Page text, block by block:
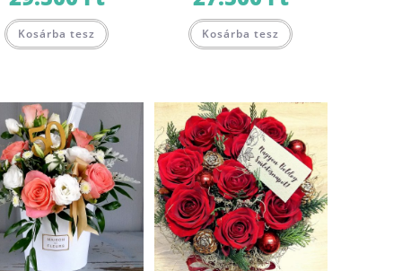
20.000 Ft
29.500 Ft
Kosárba tesz a
A
változatok
a
termékoldalon
választhatók
ki
20.500 Ft
27.500 Ft
Kosárba tesz a
A
termékoldalon
választhatók
ki